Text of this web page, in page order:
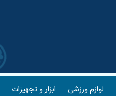
لوازم ورزشی ابزار و تجهیزات